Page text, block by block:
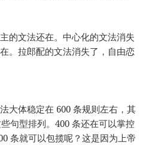
的文法还在。中心化的文法消失
。拉郎配的文法消失了，自由恋
大体稳定在 600 条规则左右，其
句型排列。400 条还在可以掌控
条就可以包揽呢？这是因为上帝